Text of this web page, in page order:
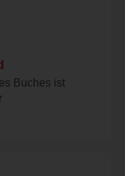
Buches ist